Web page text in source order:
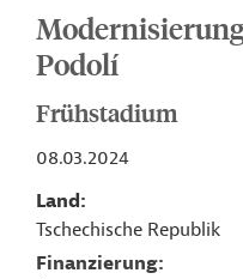
Podolí
Frühstadium
08.03.2024
Land
Tschechische Republik
Finanzierung